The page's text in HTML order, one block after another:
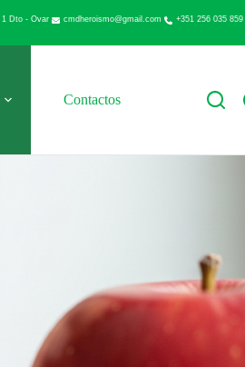
1 Dto - Ovar cmdheroismo@gmail.com +351 256 035 859
Contactos